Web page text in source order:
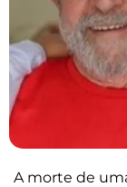
A morte de